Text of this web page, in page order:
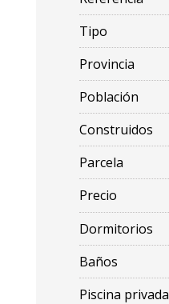
Tipo
Provincia
Población
Construidos
Parcela
Precio
Dormitorios
Baños
Piscina privada